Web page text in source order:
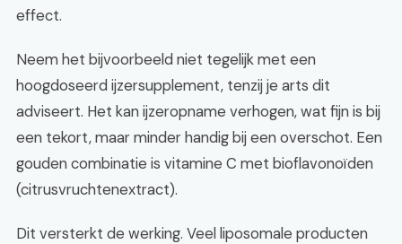
effect.
Neem het bijvoorbeeld niet tegelijk met een
hoogdoseerd ijzersupplement, tenzij je arts dit
adviseert. Het kan ijzeropname verhogen, wat fijn is bij
een tekort, maar minder handig bij een overschot. Een
gouden combinatie is vitamine C met bioflavonoïden
(citrusvruchtenextract).
Dit versterkt de werking. Veel liposomale producten